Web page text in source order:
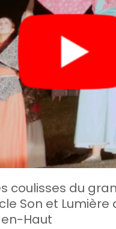
coulisses du
Son et Lumière
Haut